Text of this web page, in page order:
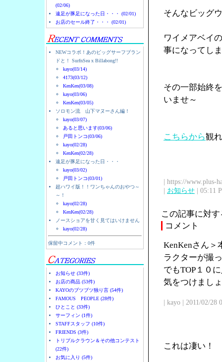
(02/06)
遠足が豚足になった日・・・ (02/01)
お店のセール終了・・・ (02/01)
NEWコラボ！あのビッグサーフブラン
ドと！ SurfnSea x Billabong!!
kayo(03/14)
4173(03/12)
KenKen(03/08)
kayo(03/06)
KenKen(03/05)
ソロモン流 山下マヌーさん編！
kayo(03/07)
あると思います(03/06)
戸田トンコ(03/06)
kayo(02/28)
KenKen(02/28)
遠足が豚足になった日・・・
kayo(03/02)
戸田トンコ(03/01)
超ハワイ版！！ワンちゃんのおやつ～
～！
kayo(02/28)
KenKen(02/28)
ノースショアを甘く見てはいけません
kayo(02/28)
保留中コメント：0件
お知らせ (33件)
お店の商品 (53件)
KAYOのブツブツ独り言 (54件)
FAMOUS PEOPLE (28件)
ひとこと (33件)
サーフィン (1件)
STAFFスタッフ (10件)
FRIENDS (3件)
トリプルクラウン＆その他コンテスト
(22件)
お気に入り (5件)
そんなビッグ
ワイメアベイ
事になってし
その一部始終
いませ～
こちらから観
| https://www.plus-
| お知らせ | 05:11
この記事に対
コメント
KenKenさん＞
ラクターが撮
でもTOP１０
気をつけまし
| kayo | 2011/02/28
これは凄い！